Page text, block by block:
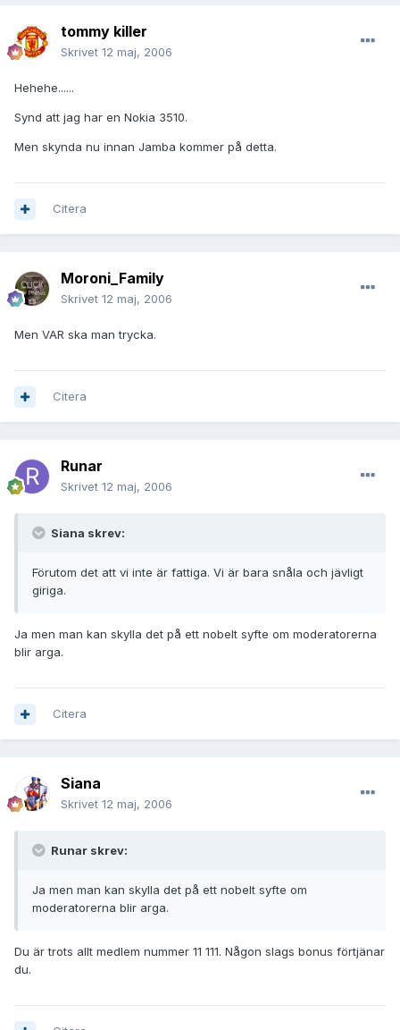
tommy killer
Skrivet 12 maj, 2006
Hehehe......
Synd att jag har en Nokia 3510.
Men skynda nu innan Jamba kommer på detta.
Citera
Moroni_Family
Skrivet 12 maj, 2006
Men VAR ska man trycka.
Citera
Runar
Skrivet 12 maj, 2006
Siana skrev:
Förutom det att vi inte är fattiga. Vi är bara snåla och jävligt
giriga.
Ja men man kan skylla det på ett nobelt syfte om moderatorerna
blir arga.
Citera
Siana
Skrivet 12 maj, 2006
Runar skrev:
Ja men man kan skylla det på ett nobelt syfte om
moderatorerna blir arga.
Du är trots allt medlem nummer 11 111. Någon slags bonus förtjänar
du.